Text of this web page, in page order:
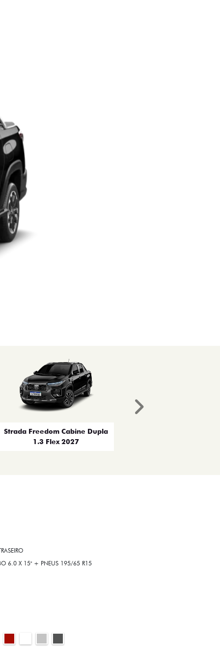
Strada Freedom Cabine Dupla
1.3 Flex 2027
Próximo
6.0 X 15" + PNEUS 195/65 R15